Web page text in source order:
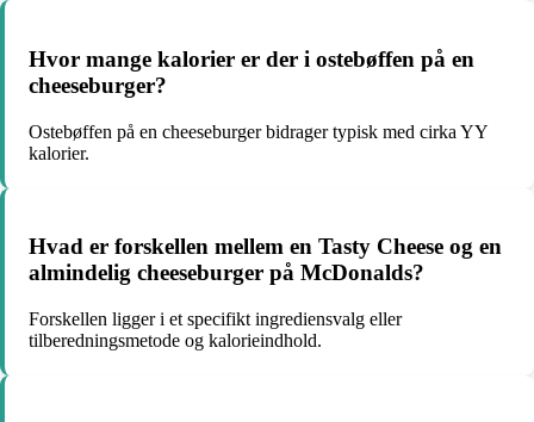
Hvor mange kalorier er der i ostebøffen på en
cheeseburger?
Ostebøffen på en cheeseburger bidrager typisk med cirka YY
kalorier.
Hvad er forskellen mellem en Tasty Cheese og en
almindelig cheeseburger på McDonalds?
Forskellen ligger i et specifikt ingrediensvalg eller
tilberedningsmetode og kalorieindhold.